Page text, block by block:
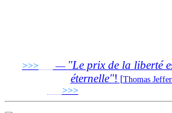
>>>___ — "Le prix de la liberté
éternelle"! [Thomas
>>>